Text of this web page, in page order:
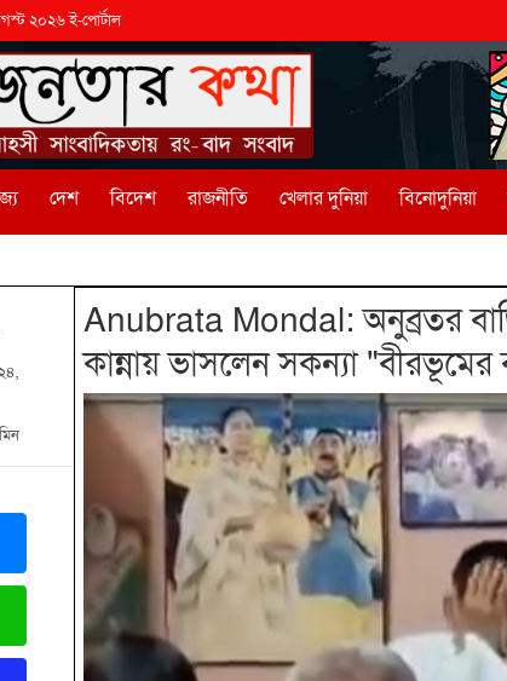
২০২৬ ই-পোর্টাল
দেশ বিদেশ রাজনীতি খেলার দুনিয়া বিনোদুনিয়া
Anubrata Mondal: অনুব্রতর
কান্নায় ভাসলেন সকন্যা "বীরভূমের